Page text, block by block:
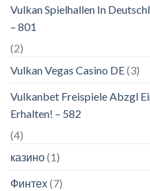
Vulkan Spielhallen In
– 801
(2)
Vulkan Vegas Casino DE(3)
Vulkanbet Freispiele Abzgl
Erhalten! – 582
(4)
казино(1)
Финтех(7)